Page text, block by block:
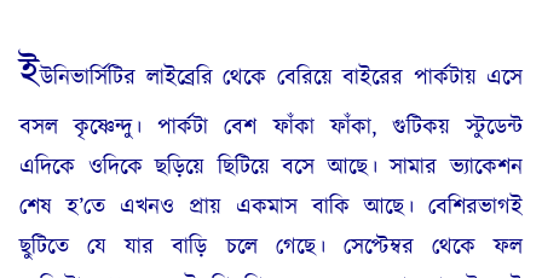
ইউনিভার্সিটির লাইব্রেরি থেকে বেরিয়ে বাইরের পার্কটায় এসে
বসল কৃষ্ণেন্দু। পার্কটা বেশ ফাঁকা ফাঁকা, গুটিকয় স্টুডেন্ট
এদিকে ওদিকে ছড়িয়ে ছিটিয়ে বসে আছে। সামার ভ্যাকেশন
শেষ হ’তে এখনও প্রায় একমাস বাকি আছে। বেশিরভাগই
ছুটিতে যে যার বাড়ি চলে গেছে। সেপ্টেম্বর থেকে ফল